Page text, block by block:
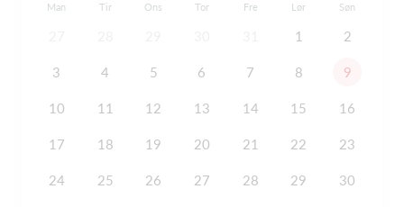
Man Tir Ons Tor Fre Lør Søn
1 2
3 4 5 6 7 8 9
10 11 12 13 14 15 16
17 18 19 20 21 22 23
24 25 26 27 28 29 30